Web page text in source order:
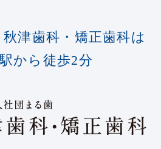
津歯科・矯正歯科は
から徒歩2分